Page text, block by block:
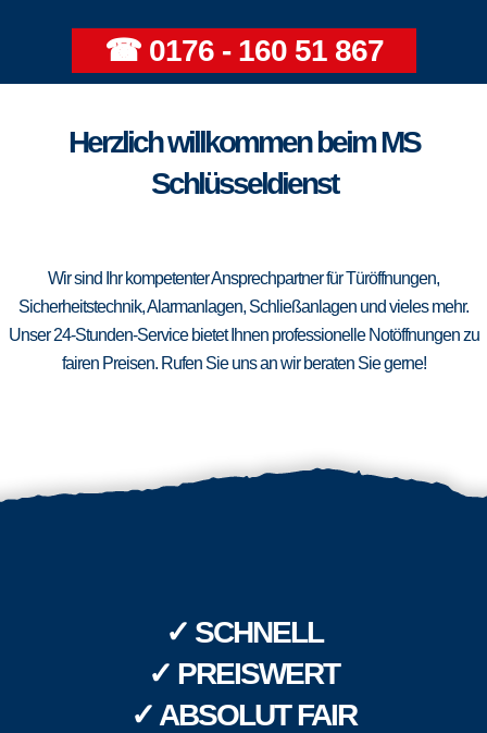
☎ 0176 - 160 51 867
Herzlich willkommen beim MS
Schlüsseldienst
Wir sind Ihr kompetenter Ansprechpartner für Türöffnungen,
Sicherheitstechnik, Alarmanlagen, Schließanlagen und vieles mehr.
Unser 24-Stunden-Service bietet Ihnen professionelle Notöffnungen zu
fairen Preisen. Rufen Sie uns an wir beraten Sie gerne!
✓ SCHNELL
✓ PREISWERT
✓ ABSOLUT FAIR